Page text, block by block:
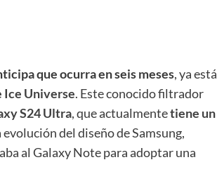
que ocurra en seis meses, ya está
Ice Universe. Este conocido filtrador
S24 Ultra, que actualmentetiene un
del diseño de Samsung,
al Galaxy Note para adoptar una